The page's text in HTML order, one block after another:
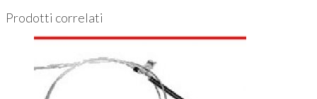
Prodotti correlati